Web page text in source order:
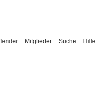
Hilfe
Suche
Mitglieder